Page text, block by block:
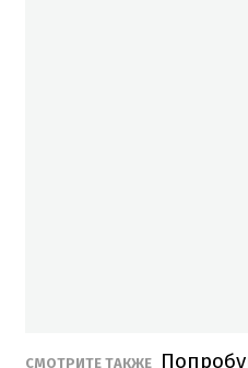
СМОТРИТЕ ТАКЖЕ